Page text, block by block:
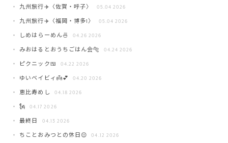
九州旅行✈️〈佐賀・呼子〉 05.04 2026
九州旅行✈️〈福岡・博多1〉 05.04 2026
しめはらーめん🍜 04.26 2026
みおはるとおうちごはん会🐅 04.24 2026
ピクニック🍱 04.22 2026
ゆいベイビィ👼💕 04.20 2026
恵比寿めし 04.18 2026
🗽 04.17 2026
最終日 04.13 2026
ちことおみつとの休日😌 04.12 2026